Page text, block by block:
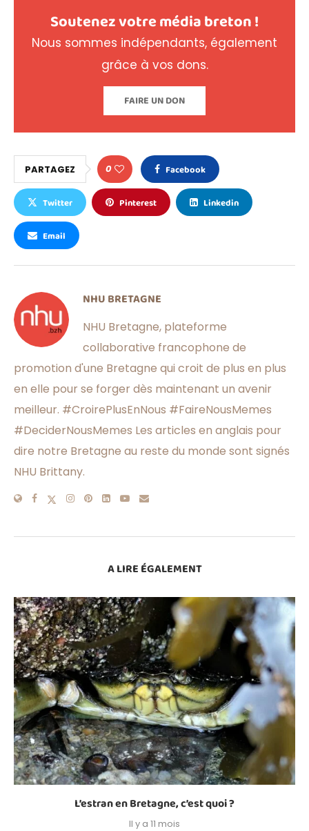
Soutenez votre média breton !
Nous sommes indépendants, également
grâce à vos dons.
FAIRE UN DON
PARTAGEZ 0 Facebook
Twitter Pinterest Linkedin
Email
NHU BRETAGNE
NHU Bretagne, plateforme
collaborative francophone de
promotion d'une Bretagne qui croit de plus en plus
en elle pour se forger dès maintenant un avenir
meilleur. #CroirePlusEnNous #FaireNousMemes
#DeciderNousMemes Les articles en anglais pour
dire notre Bretagne au reste du monde sont signés
NHU Brittany.
A LIRE ÉGALEMENT
L’estran en Bretagne, c’est quoi ?
Il y a 11 mois